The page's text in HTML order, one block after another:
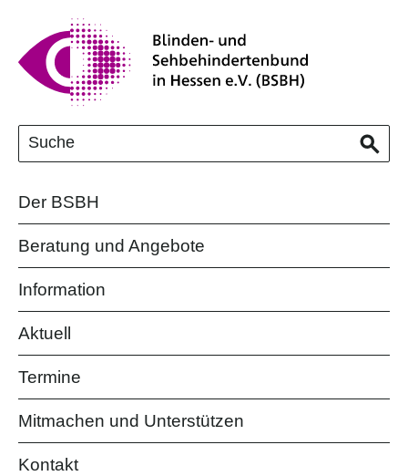
Der BSBH
Beratung und Angebote
Information
Aktuell
Termine
Mitmachen und Unterstützen
Kontakt